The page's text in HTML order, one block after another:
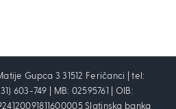
Gupca 3 31512 Feričanci | tel:
603-749 | MB: 02595761 | OIB:
Slatinska banka